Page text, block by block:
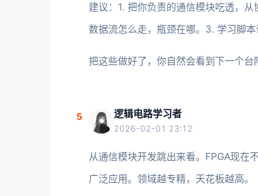
建议：1. 把你负责的通信模块吃透，
数据流怎么走，瓶颈在哪。3. 学习脚
把这些做好了，你自然会看到下一个台
5 逻辑电路学习者
2026-02-01 23:12
从通信模块开发跳出来看。FPGA现在
广泛应用。领域越专精，天花板越高。